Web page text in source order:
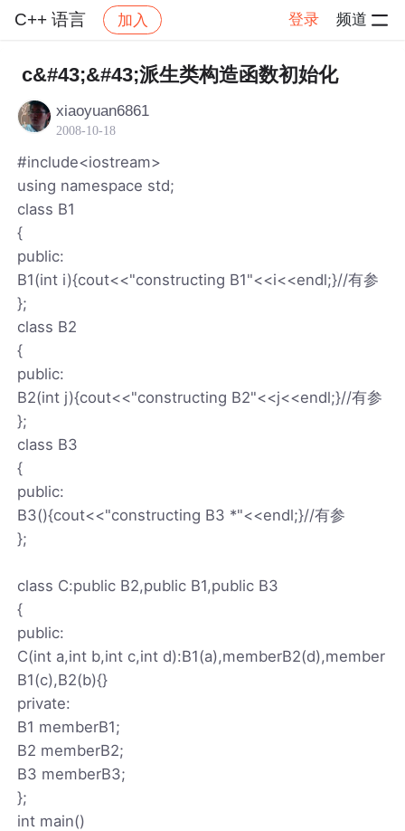
C++ 语言 加入 登录 频道
社区 C++ 语言 帖子详情
c&#43;&#43;派生类构造函数初始化
xiaoyuan6861
2008-10-18
#include<iostream>
using namespace std;
class B1
{
public:
B1(int i){cout<<"constructing B1"<<i<<endl;}//有参
};
class B2
{
public:
B2(int j){cout<<"constructing B2"<<j<<endl;}//有参
};
class B3
{
public:
B3(){cout<<"constructing B3 *"<<endl;}//有参
};
class C:public B2,public B1,public B3
{
public:
C(int a,int b,int c,int d):B1(a),memberB2(d),member
B1(c),B2(b){}
private:
B1 memberB1;
B2 memberB2;
B3 memberB3;
};
int main()